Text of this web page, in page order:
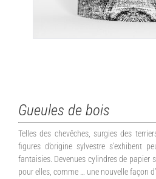
Gueules de bois
Telles des chevêches, surgies des
figures d’origine sylvestre s’exhibent
fantaisies. Devenues cylindres de papier
pour elles, comme … une nouvelle façon